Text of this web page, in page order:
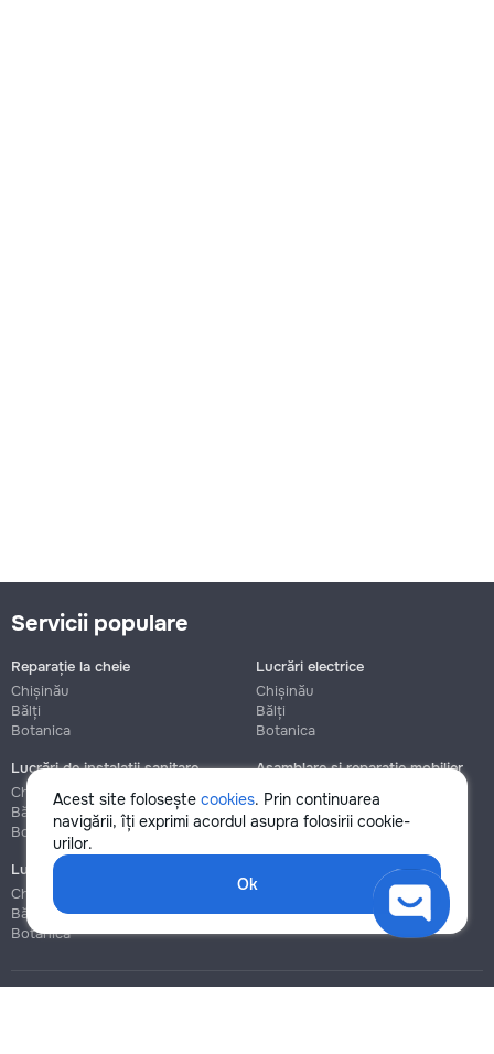
Acest site folosește cookies. Prin continuarea
navigării, îți exprimi acordul asupra folosirii cookie-
urilor.
Ok
Servicii populare
Reparație la cheie
Chișinău
Bălți
Botanica
Lucrări electrice
Chișinău
Bălți
Botanica
Lucrări de instalații sanitare
Chișinău
Bălți
Botanica
Asamblare și reparație mobilier
Chișinău
Botanica
Lucrări de construcție și instalare
Chișinău
Bălți
Botanica